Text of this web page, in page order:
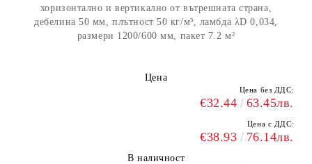
хоризонтално и вертикално от вътрешната страна,
дебелина 50 мм, плътност 50 кг/м³, ламбда λD 0,034,
размери 1200/600 мм, пакет 7.2 м²
Цена
Цена без ДДС:
€32.44 63.45лв.
Цена с ДДС:
€38.93 76.14лв.
В наличност